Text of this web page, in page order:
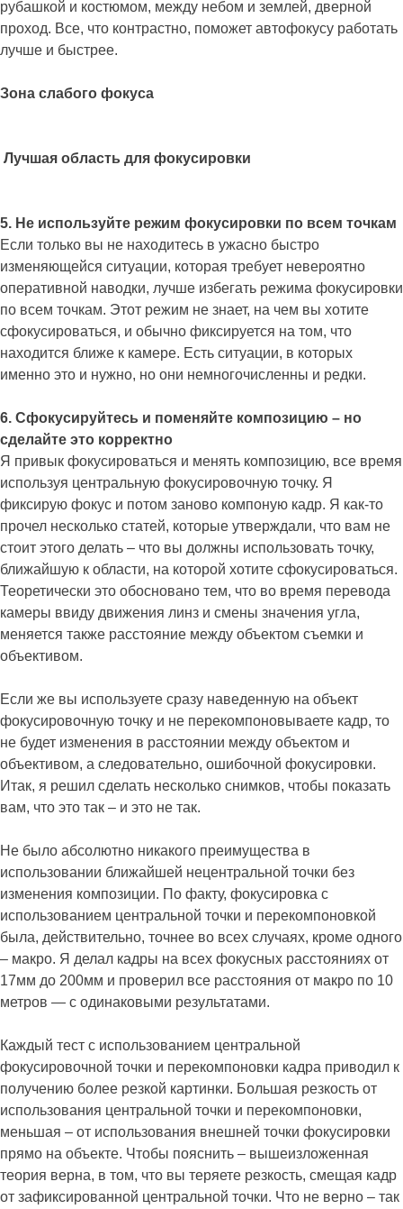
рубашкой и костюмом, между небом и землей, дверной
проход. Все, что контрастно, поможет автофокусу работать
лучше и быстрее.
Зона слабого фокуса
Лучшая область для фокусировки
5. Не используйте режим фокусировки по всем точкам
Если только вы не находитесь в ужасно быстро
изменяющейся ситуации, которая требует невероятно
оперативной наводки, лучше избегать режима фокусировки
по всем точкам. Этот режим не знает, на чем вы хотите
сфокусироваться, и обычно фиксируется на том, что
находится ближе к камере. Есть ситуации, в которых
именно это и нужно, но они немногочисленны и редки.
6. Сфокусируйтесь и поменяйте композицию – но
сделайте это корректно
Я привык фокусироваться и менять композицию, все время
используя центральную фокусировочную точку. Я
фиксирую фокус и потом заново компоную кадр. Я как-то
прочел несколько статей, которые утверждали, что вам не
стоит этого делать – что вы должны использовать точку,
ближайшую к области, на которой хотите сфокусироваться.
Теоретически это обосновано тем, что во время перевода
камеры ввиду движения линз и смены значения угла,
меняется также расстояние между объектом съемки и
объективом.
Если же вы используете сразу наведенную на объект
фокусировочную точку и не перекомпоновываете кадр, то
не будет изменения в расстоянии между объектом и
объективом, а следовательно, ошибочной фокусировки.
Итак, я решил сделать несколько снимков, чтобы показать
вам, что это так – и это не так.
Не было абсолютно никакого преимущества в
использовании ближайшей нецентральной точки без
изменения композиции. По факту, фокусировка с
использованием центральной точки и перекомпоновкой
была, действительно, точнее во всех случаях, кроме одного
– макро. Я делал кадры на всех фокусных расстояниях от
17мм до 200мм и проверил все расстояния от макро по 10
метров — с одинаковыми результатами.
Каждый тест с использованием центральной
фокусировочной точки и перекомпоновки кадра приводил к
получению более резкой картинки. Большая резкость от
использования центральной точки и перекомпоновки,
меньшая – от использования внешней точки фокусировки
прямо на объекте. Чтобы пояснить – вышеизложенная
теория верна, в том, что вы теряете резкость, смещая кадр
от зафиксированной центральной точки. Что не верно – так